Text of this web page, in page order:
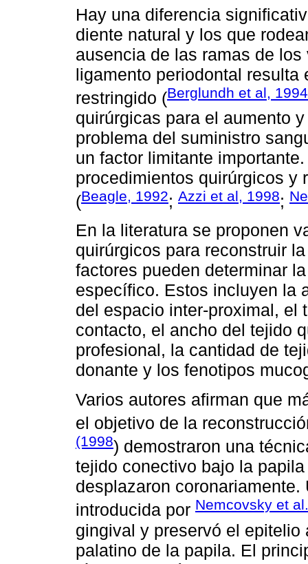
Hay una diferencia
diente natural y los que
ausencia de las ramas de
ligamento periodontal
restringido (Berglundh et al, 1994
quirúrgicas para el aumento
problema del suministro
un factor limitante
procedimientos quirúrgicos y
(Beagle, 1992; Azzi et al, 1998;
En la literatura se proponen
quirúrgicos para reconstruir
factores pueden determinar
específico. Estos incluyen la
del espacio inter-proximal, el
contacto, el ancho del tejido
profesional, la cantidad de
donante y los fenotipos
Varios autores afirman que
el objetivo de la
(1998) demostraron una
tejido conectivo bajo la
desplazaron
introducida por Nemcovsky et
gingival y preservó el
palatino de la papila. El